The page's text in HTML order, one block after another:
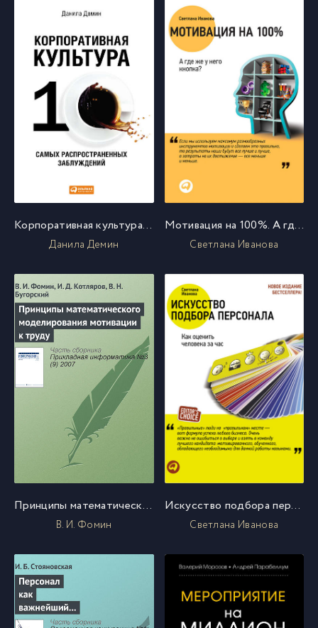
Корпоративная культура: Десять самых распространенных заблуждений
Данила Демин
Мотивация на 100%. А где же у него кнопка?
Светлана Иванова
Принципы математического моделирования мотивации к труду
В. И. Фомин
Искусство подбора персонала. Как оценить человека за час
Светлана Иванова